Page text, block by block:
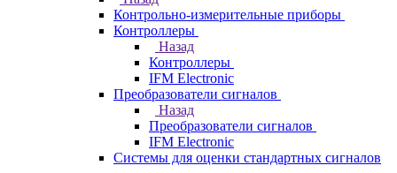
Контрольно-измерительные приборы
Контроллеры
Назад
Контроллеры
IFM Electronic
Преобразователи сигналов
Назад
Преобразователи сигналов
IFM Electronic
Системы для оценки стандартных сигналов